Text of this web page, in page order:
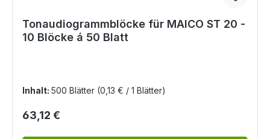
Tonaudiogrammblöcke für MAICO ST 20 -
10 Blöcke á 50 Blatt
Inhalt: 500 Blätter (0,13 € / 1 Blätter)
Regulärer Preis:
63,12 €